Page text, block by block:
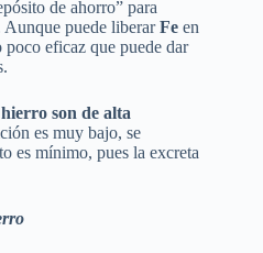
de ahorro” para
Aunque puede liberarFe en
poco eficaz que puede dar
son de alta
es muy bajo, se
es mínimo, pues la excreta